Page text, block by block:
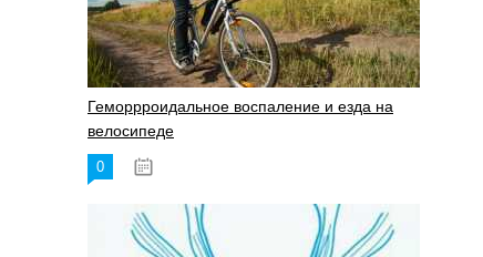
Геморрроидальное воспаление и езда на
велосипеде
0